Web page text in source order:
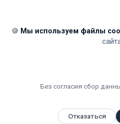
Я подтверждаю и принимаю
Master WebMoney
🍪 Мы используем файлы
Без согласия сбор
Отказаться